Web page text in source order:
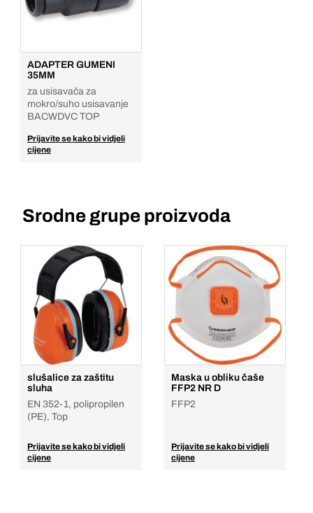
ADAPTER GUMENI
35MM
za usisavača za
mokro/suho usisavanje
BACWDVC TOP
Prijavite se kako bi vidjeli
cijene
Srodne grupe proizvoda
slušalice za zaštitu
sluha
EN 352-1, polipropilen
(PE), Top
Prijavite se kako bi vidjeli
cijene
Maska u obliku čaše
FFP2 NR D
FFP2
Prijavite se kako bi vidjeli
cijene